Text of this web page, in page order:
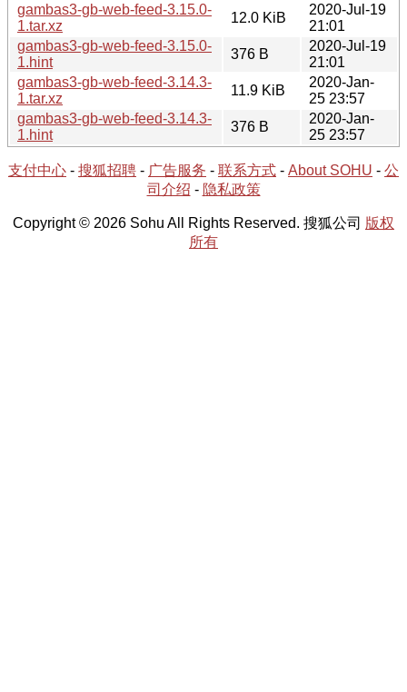
gambas3-gb-web-feed-3.15.0-
1.tar.xz
12.0 KiB
2020-Jul-19
21:01
gambas3-gb-web-feed-3.15.0-
1.hint
376 B
2020-Jul-19
21:01
gambas3-gb-web-feed-3.14.3-
1.tar.xz
11.9 KiB
2020-Jan-
25 23:57
gambas3-gb-web-feed-3.14.3-
1.hint
376 B
2020-Jan-
25 23:57
支付中心 - 搜狐招聘 - 广告服务 - 联系方式 - About SOHU - 公
司介绍 - 隐私政策
Copyright © 2026 Sohu All Rights Reserved. 搜狐公司 版权
所有